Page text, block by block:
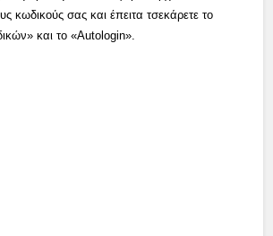
κωδικούς σας και έπειτα τσεκάρετε το
και το «Autologin».